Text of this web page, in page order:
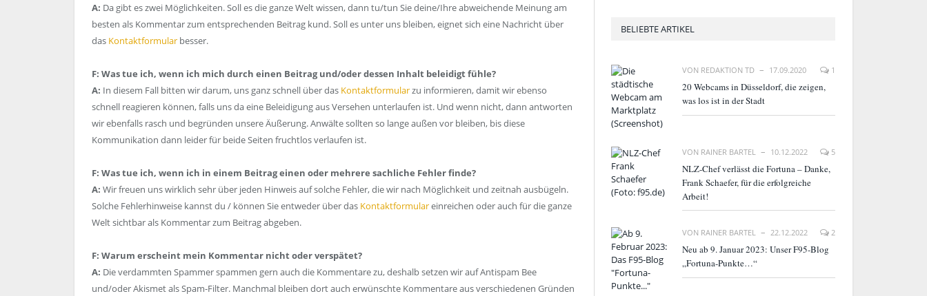
A: Da gibt es zwei Möglichkeiten. Soll es die ganze Welt wissen, dann tu/tun Sie deine/Ihre abweichende Meinung am
besten als Kommentar zum entsprechenden Beitrag kund. Soll es unter uns bleiben, eignet sich eine Nachricht über
das Kontaktformular besser.
F: Was tue ich, wenn ich mich durch einen Beitrag und/oder dessen Inhalt beleidigt fühle?
A: In diesem Fall bitten wir darum, uns ganz schnell über das Kontaktformularzu informieren, damit wir ebenso
schnell reagieren können, falls uns da eine Beleidigung aus Versehen unterlaufen ist. Und wenn nicht, dann antworten
wir ebenfalls rasch und begründen unsere Äußerung. Anwälte sollten so lange außen vor bleiben, bis diese
Kommunikation dann leider für beide Seiten fruchtlos verlaufen ist.
F: Was tue ich, wenn ich in einem Beitrag einen oder mehrere sachliche Fehler finde?
A: Wir freuen uns wirklich sehr über jeden Hinweis auf solche Fehler, die wir nach Möglichkeit und zeitnah ausbügeln.
Solche Fehlerhinweise kannst du / können Sie entweder über das Kontaktformulareinreichen oder auch für die ganze
Welt sichtbar als Kommentar zum Beitrag abgeben.
F: Warum erscheint mein Kommentar nicht oder verspätet?
A: Die verdammten Spammer spammen gern auch die Kommentare zu, deshalb setzen wir auf Antispam Bee
und/oder Akismet als Spam-Filter. Manchmal bleiben dort auch erwünschte Kommentare aus verschiedenen Gründen
BELIEBTE ARTIKEL
VON REDAKTION TD 17.09.2020 1
20 Webcams in Düsseldorf, die zeigen,
was los ist in der Stadt
VON RAINER BARTEL 10.12.2022 5
NLZ-Chef verlässt die Fortuna – Danke,
Frank Schaefer, für die erfolgreiche
Arbeit!
VON RAINER BARTEL 22.12.2022 2
Neu ab 9. Januar 2023: Unser F95-Blog
„Fortuna-Punkte…“